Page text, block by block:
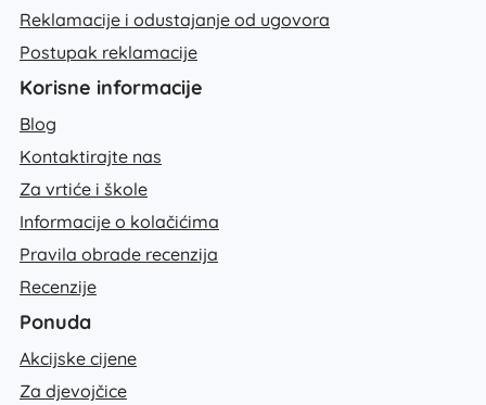
Reklamacije i odustajanje od ugovora
Postupak reklamacije
Korisne informacije
Blog
Kontaktirajte nas
Za vrtiće i škole
Informacije o kolačićima
Pravila obrade recenzija
Recenzije
Ponuda
Akcijske cijene
Za djevojčice